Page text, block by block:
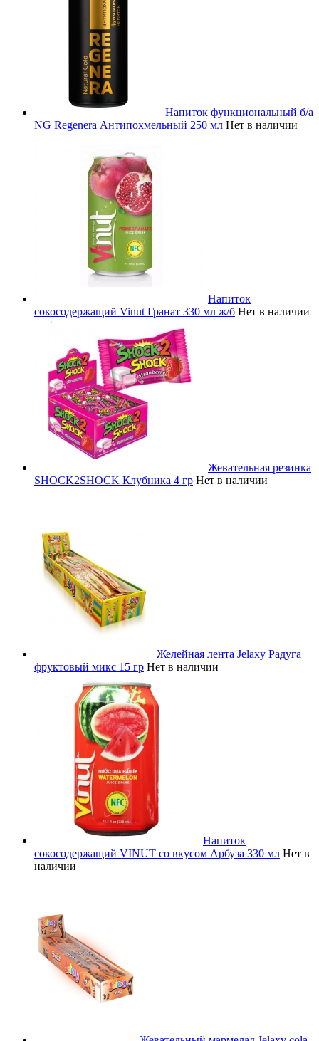
Напиток функциональный б/а
NG Regenera Антипохмельный 250 мл Нет в наличии
Напиток
сокосодержащий Vinut Гранат 330 мл ж/б Нет в наличии
Жевательная резинка
SHOCK2SHOCK Клубника 4 гр Нет в наличии
Желейная лента Jelaxy Радуга
фруктовый микс 15 гр Нет в наличии
Напиток
сокосодержащий VINUT со вкусом Арбуза 330 мл Нет в
наличии